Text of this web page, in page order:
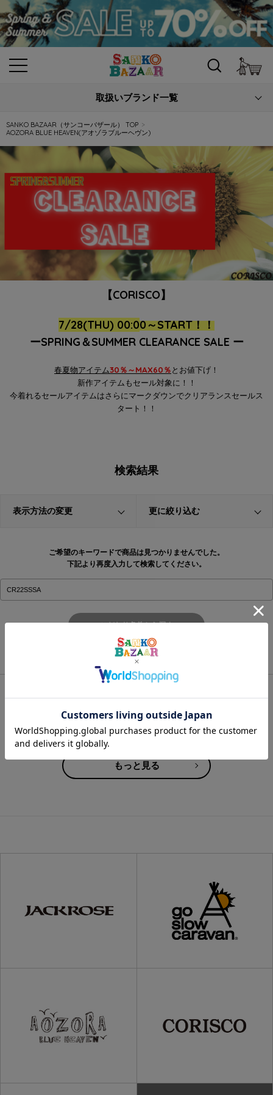
取扱いブランド一覧
SANKO BAZAAR（サンコーバザール） TOP
AOZORA BLUE HEAVEN(アオゾラブルーヘヴン)
【CORISCO】
7/28(THU) 00:00～START！！
ーSPRING＆SUMMER CLEARANCE SALE ー
春夏物アイテム30％～MAX60％とお値下げ！
新作アイテムもセール対象に！！
今着れるセールアイテムはさらにマークダウンでクリアランスセールス
タート！！
検索結果
表示方法の変更 更に絞り込む
ご希望のキーワードで商品は見つかりませんでした。
下記より再度入力して検索してください。
こだわり条件から探す
おすすめアイテム
もっと見る